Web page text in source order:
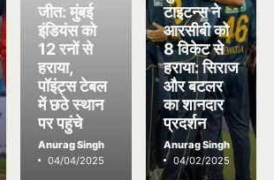
जीत: मुंबई
इंडियंस को
12 रनों से
हराया,
पॉइंट्स टेबल
में छठे स्थान
पर पहुंचे
Anurag Singh
04/04/2025
टाइटन्स ने
आरसीबी को
8 विकेट से
हराया: सिराज
और बटलर
का शानदार
प्रदर्शन
Anurag Singh
04/02/2025